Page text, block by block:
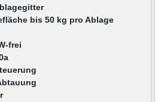
bis 50 kg pro Ablage
frei